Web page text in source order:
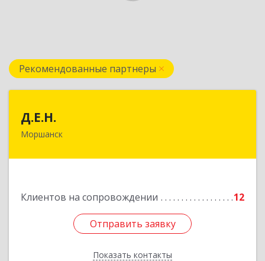
Рекомендованные партнеры
Д.Е.Н.
Моршанск
Клиентов на сопровождении 12
Отправить заявку
Показать контакты
Отправить заявку
Назад